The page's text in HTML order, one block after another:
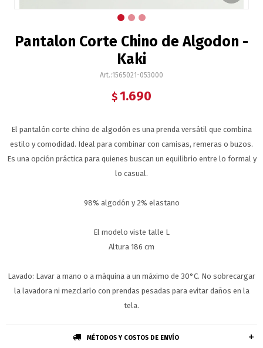
Pantalon Corte Chino de Algodon -
Kaki
1565021-053000
$1.690
El pantalón corte chino de algodón es una prenda versátil que combina
estilo y comodidad. Ideal para combinar con camisas, remeras o buzos.
Es una opción práctica para quienes buscan un equilibrio entre lo formal y
lo casual.
98% algodón y 2% elastano
El modelo viste talle L
Altura 186 cm
Lavado: Lavar a mano o a máquina a un máximo de 30°C. No sobrecargar
la lavadora ni mezclarlo con prendas pesadas para evitar daños en la
tela.
MÉTODOS Y COSTOS DE ENVÍO